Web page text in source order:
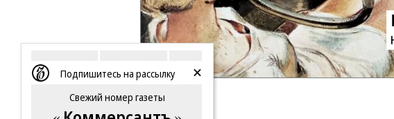
Подпишитесь на рассылку
Свежий номер газеты